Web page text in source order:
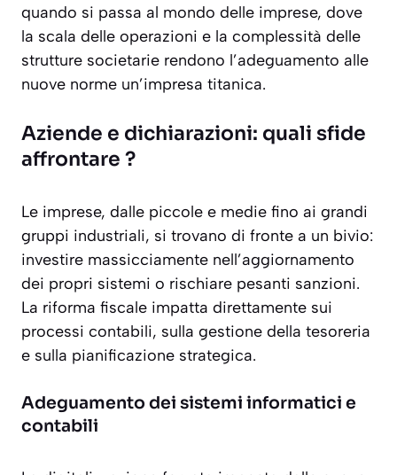
quando si passa al mondo delle imprese, dove
la scala delle operazioni e la complessità delle
strutture societarie rendono l’adeguamento alle
nuove norme un’impresa titanica.
Aziende e dichiarazioni: quali sfide
affrontare ?
Le imprese, dalle piccole e medie fino ai grandi
gruppi industriali, si trovano di fronte a un bivio:
investire massicciamente nell’aggiornamento
dei propri sistemi o rischiare pesanti sanzioni.
La riforma fiscale impatta direttamente sui
processi contabili, sulla gestione della tesoreria
e sulla pianificazione strategica.
Adeguamento dei sistemi informatici e
contabili